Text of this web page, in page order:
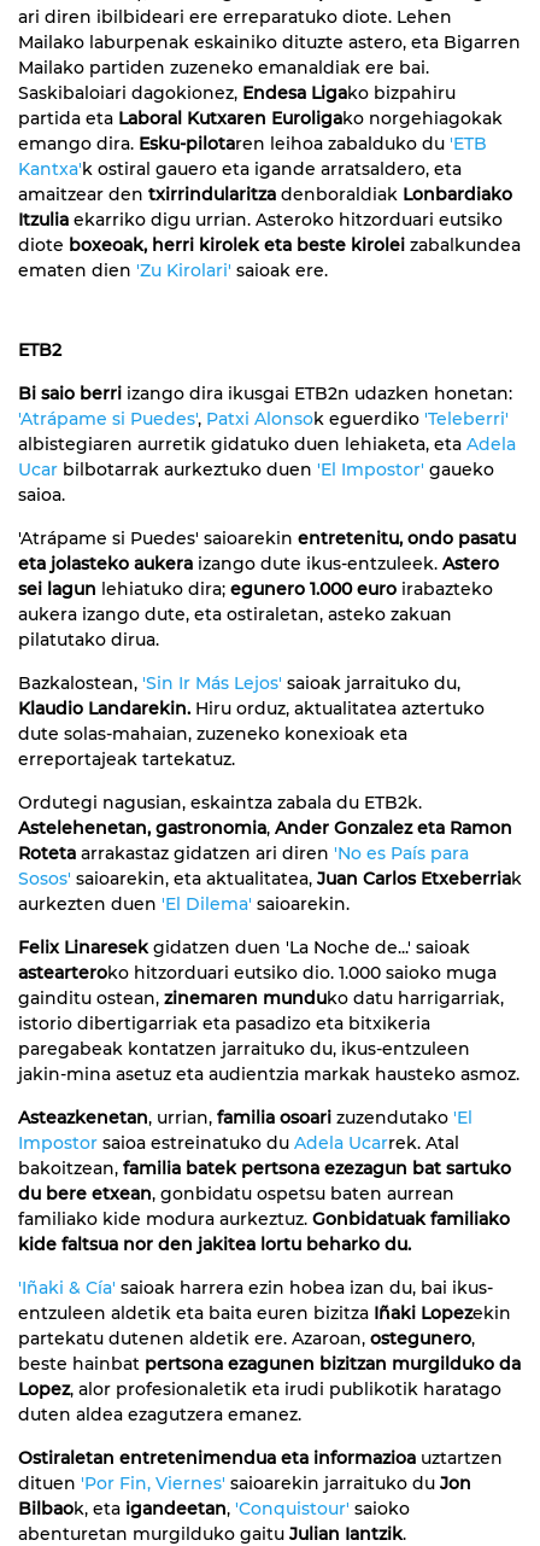
ari diren ibilbideari ere erreparatuko diote. Lehen
Mailako laburpenak eskainiko dituzte astero, eta Bigarren
Mailako partiden zuzeneko emanaldiak ere bai.
Saskibaloiari dagokionez, Endesa Ligako bizpahiru
partida eta Laboral Kutxaren Euroligako norgehiagokak
emango dira. Esku-pilotaren leihoa zabalduko du 'ETB
Kantxa'k ostiral gauero eta igande arratsaldero, eta
amaitzear den txirrindularitza denboraldiak Lonbardiako
Itzulia ekarriko digu urrian. Asteroko hitzorduari eutsiko
diote boxeoak, herri kirolek eta beste kirolei zabalkundea
ematen dien 'Zu Kirolari' saioak ere.
ETB2
Bi saio berri izango dira ikusgai ETB2n udazken honetan:
'Atrápame si Puedes', Patxi Alonsok eguerdiko 'Teleberri'
albistegiaren aurretik gidatuko duen lehiaketa, eta Adela
Ucar bilbotarrak aurkeztuko duen 'El Impostor' gaueko
saioa.
'Atrápame si Puedes' saioarekin entretenitu, ondo pasatu
eta jolasteko aukera izango dute ikus-entzuleek. Astero
sei lagun lehiatuko dira; egunero 1.000 euro irabazteko
aukera izango dute, eta ostiraletan, asteko zakuan
pilatutako dirua.
Bazkalostean, 'Sin Ir Más Lejos' saioak jarraituko du,
Klaudio Landarekin. Hiru orduz, aktualitatea aztertuko
dute solas-mahaian, zuzeneko konexioak eta
erreportajeak tartekatuz.
Ordutegi nagusian, eskaintza zabala du ETB2k.
Astelehenetan, gastronomia, Ander Gonzalez eta Ramon
Roteta arrakastaz gidatzen ari diren 'No es País para
Sosos' saioarekin, eta aktualitatea, Juan Carlos Etxeberriak
aurkezten duen 'El Dilema' saioarekin.
Felix Linaresek gidatzen duen 'La Noche de...' saioak
astearteroko hitzorduari eutsiko dio. 1.000 saioko muga
gainditu ostean, zinemaren munduko datu harrigarriak,
istorio dibertigarriak eta pasadizo eta bitxikeria
paregabeak kontatzen jarraituko du, ikus-entzuleen
jakin-mina asetuz eta audientzia markak hausteko asmoz.
Asteazkenetan, urrian, familia osoari zuzendutako 'El
Impostor saioa estreinatuko du Adela Ucarrek. Atal
bakoitzean, familia batek pertsona ezezagun bat sartuko
du bere etxean, gonbidatu ospetsu baten aurrean
familiako kide modura aurkeztuz. Gonbidatuak familiako
kide faltsua nor den jakitea lortu beharko du.
'Iñaki & Cía' saioak harrera ezin hobea izan du, bai ikus-
entzuleen aldetik eta baita euren bizitza Iñaki Lopezekin
partekatu dutenen aldetik ere. Azaroan, ostegunero,
beste hainbat pertsona ezagunen bizitzan murgilduko da
Lopez, alor profesionaletik eta irudi publikotik haratago
duten aldea ezagutzera emanez.
Ostiraletan entretenimendua eta informazioa uztartzen
dituen 'Por Fin, Viernes' saioarekin jarraituko du Jon
Bilbaok, eta igandeetan, 'Conquistour' saioko
abenturetan murgilduko gaitu Julian Iantzik.